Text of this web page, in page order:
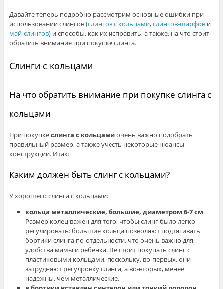
Давайте теперь подробно рассмотрим основные ошибки при
использовании слингов (слингов с кольцами,слингов-шарфови
май-слингов) и способы, как их исправить, а также, на что стоит
обратить внимание при покупке слинга.
Слинги с кольцами
На что обратить внимание при покупке слинга с
кольцами
При покупкеслинга с кольцамиочень важно подобрать
правильный размер, а также учесть некоторые нюансы
конструкции. Итак:
Каким должен быть слинг с кольцами?
У хорошего слинга с кольцами:
кольца металлические, большие, диаметром6-7 см
Размер колец важен для того, чтобы слинг было легко
регулировать: большие кольца позволяют подтягивать
бортики слинга по-отдельности, что очень важно для
удобства мамы и ребенка. Не стоит покупать слинг с
пластиковыми кольцами, поскольку, во-первых, они
затрудняют регулровку слинга, а во-вторых, менее
надежны, чем металлические.